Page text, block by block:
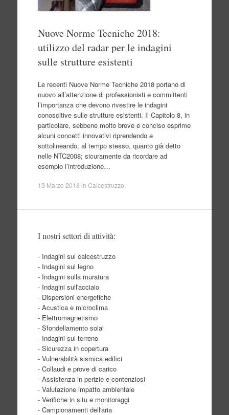
Nuove Norme Tecniche 2018:
utilizzo del radar per le indagini
sulle strutture esistenti
Le recenti Nuove Norme Tecniche 2018 portano di
nuovo all’attenzione di professionisti e committenti
l’importanza che devono rivestire le indagini
conoscitive sulle strutture esistenti. Il Capitolo 8, in
particolare, sebbene molto breve e conciso esprime
alcuni concetti innovativi riprendendo e
sottolineando, al tempo stesso, quanto già detto
nelle NTC2008; sicuramente da ricordare ad
esempio l’introduzione…
13 Marzo 2018 in Calcestruzzo
I nostri settori di attività:
- Indagini sul calcestruzzo
- Indagini sul legno
- Indagini sulla muratura
- Indagini sull'acciaio
- Dispersioni energetiche
- Acustica e microclima
- Elettromagnetismo
- Sfondellamento solai
- Indagini sul terreno
- Sicurezza in copertura
- Vulnerabilità sismica edifici
- Collaudi e prove di carico
- Assistenza in perizie e contenziosi
- Valutazione impatto ambientale
- Verifiche in situ e monitoraggi
- Campionamenti dell'aria